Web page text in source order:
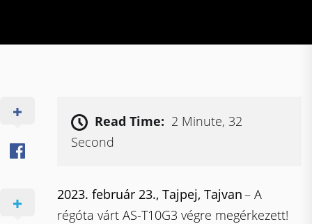
Read Time: 2 Minute, 32
Second
2023. február 23., Tajpej, Tajvan– A
régóta várt AS-T10G3 végre megérkezett!